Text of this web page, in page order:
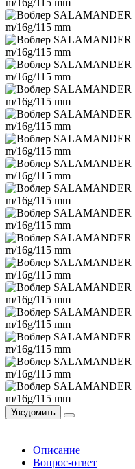
Уведомить
Описание
Вопрос-ответ